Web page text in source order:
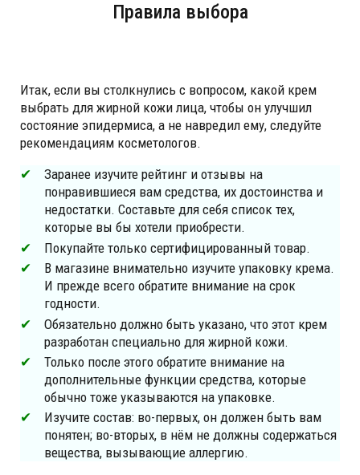
Правила выбора
Итак, если вы столкнулись с вопросом, какой крем
выбрать для жирной кожи лица, чтобы он улучшил
состояние эпидермиса, а не навредил ему, следуйте
рекомендациям косметологов.
Заранее изучите рейтинг и отзывы на
понравившиеся вам средства, их достоинства и
недостатки. Составьте для себя список тех,
которые вы бы хотели приобрести.
Покупайте только сертифицированный товар.
В магазине внимательно изучите упаковку крема.
И прежде всего обратите внимание на срок
годности.
Обязательно должно быть указано, что этот крем
разработан специально для жирной кожи.
Только после этого обратите внимание на
дополнительные функции средства, которые
обычно тоже указываются на упаковке.
Изучите состав: во-первых, он должен быть вам
понятен; во-вторых, в нём не должны содержаться
вещества, вызывающие аллергию.